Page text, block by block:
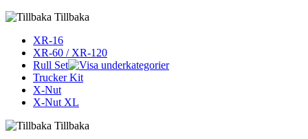
Tillbaka
XR-16
XR-60 / XR-120
Rull Set
Trucker Kit
X-Nut
X-Nut XL
Tillbaka